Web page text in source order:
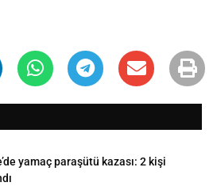
yamaç paraşütü kazası: 2 kişi